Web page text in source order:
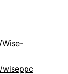
wiseppc